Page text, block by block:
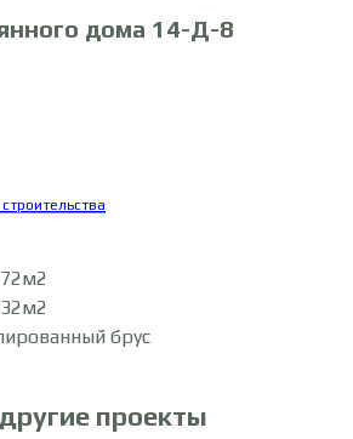
дома 14-Д-8
брус
проекты